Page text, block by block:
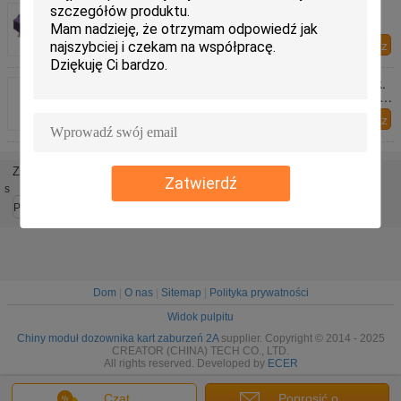
Zatwierdź
USB2.0 6 podajników do personalizacji kart 2A
Skontaktuj się z
Moduł dozowania kart dysfunkcyjnych 24 W 13 sek.
Skontaktuj się z
Zmień język
s
Polish
Dom O nas| Sitemap
Polityka prywatności
Widok pulpitu
Chiny moduł dozownika kart zaburzeń 2Asupplier. Copyright © 2014 - 2025
CREATOR (CHINA) TECH CO., LTD.
All rights reserved. Developed by ECER